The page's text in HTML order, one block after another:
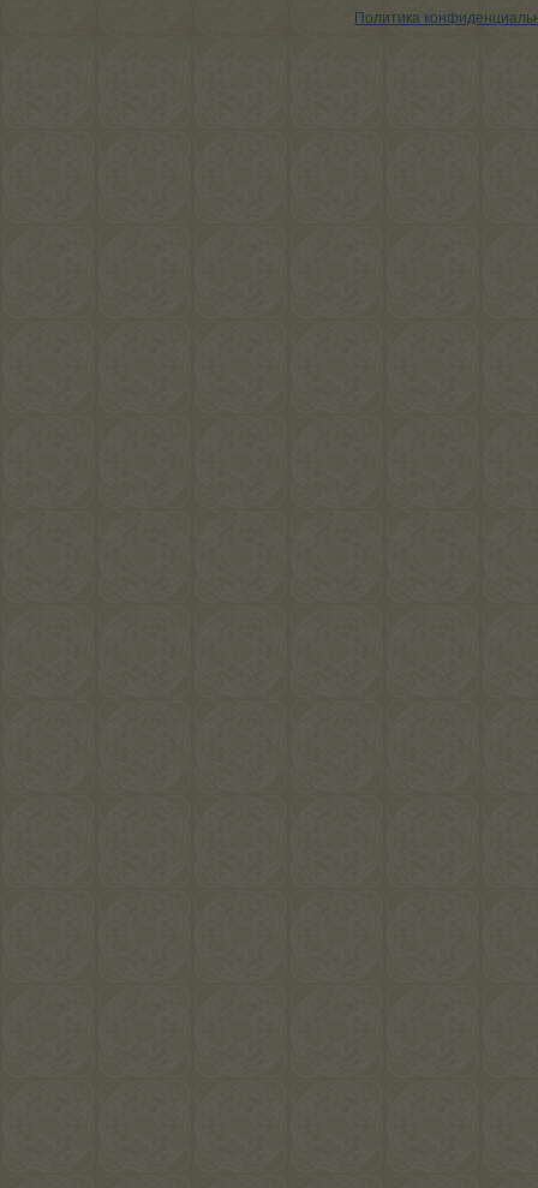
Политика